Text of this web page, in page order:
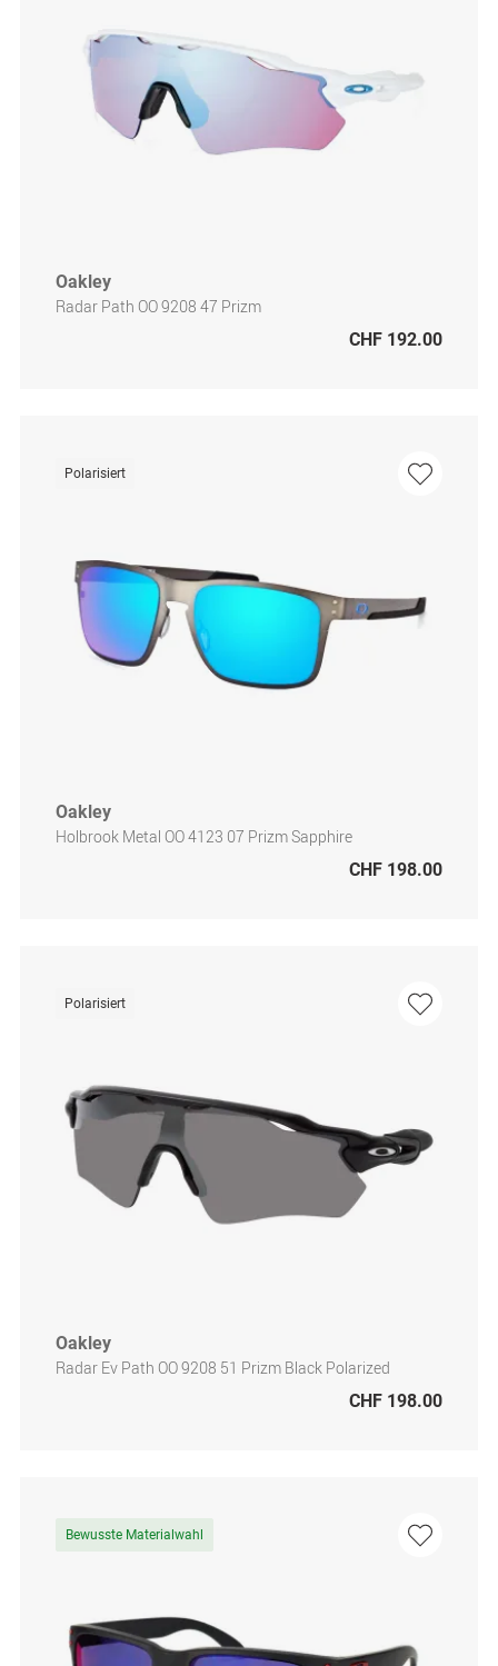
Oakley
Radar Path OO 9208 47 Prizm
CHF 192.00
Polarisiert
Oakley
Holbrook Metal OO 4123 07 Prizm Sapphire
CHF 198.00
Polarisiert
Oakley
Radar Ev Path OO 9208 51 Prizm Black Polarized
CHF 198.00
Bewusste Materialwahl